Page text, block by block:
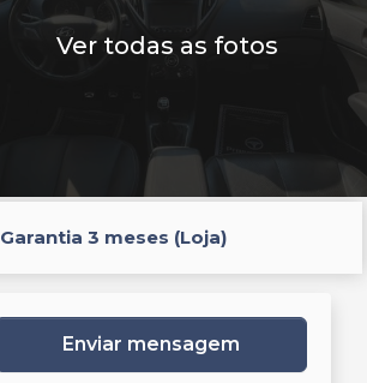
Ver todas as fotos
Garantia 3 meses (Loja)
Enviar mensagem